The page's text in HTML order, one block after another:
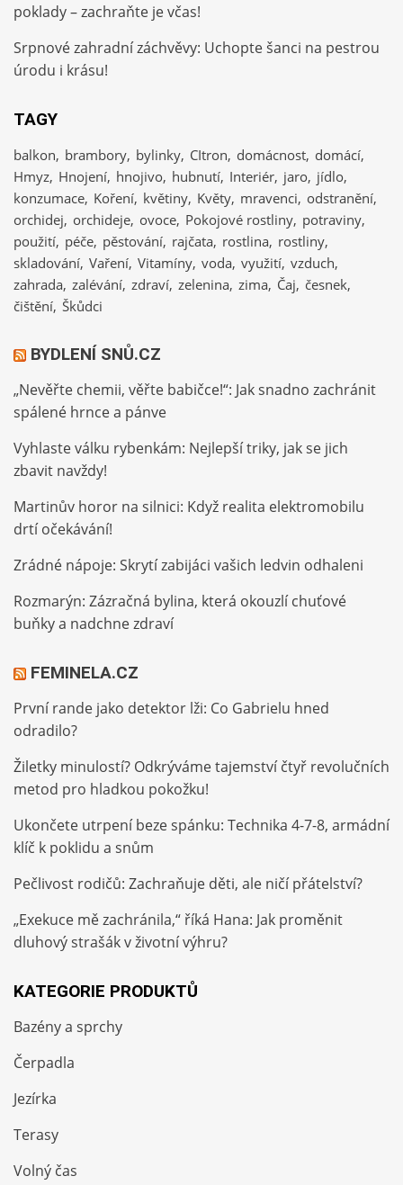
poklady – zachraňte je včas!
Srpnové zahradní záchvěvy: Uchopte šanci na pestrou
úrodu i krásu!
TAGY
balkon brambory bylinky CItron domácnost domácí
Hmyz Hnojení hnojivo hubnutí Interiér jaro jídlo
konzumace Koření květiny Květy mravenci odstranění
orchidej orchideje ovoce Pokojové rostliny potraviny
použití péče pěstování rajčata rostlina rostliny
skladování Vaření Vitamíny voda využití vzduch
zahrada zalévání zdraví zelenina zima Čaj česnek
čištění Škůdci
BYDLENÍ SNŮ.CZ
„Nevěřte chemii, věřte babičce!“: Jak snadno zachránit
spálené hrnce a pánve
Vyhlaste válku rybenkám: Nejlepší triky, jak se jich
zbavit navždy!
Martinův horor na silnici: Když realita elektromobilu
drtí očekávání!
Zrádné nápoje: Skrytí zabijáci vašich ledvin odhaleni
Rozmarýn: Zázračná bylina, která okouzlí chuťové
buňky a nadchne zdraví
FEMINELA.CZ
První rande jako detektor lži: Co Gabrielu hned
odradilo?
Žiletky minulostí? Odkrýváme tajemství čtyř revolučních
metod pro hladkou pokožku!
Ukončete utrpení beze spánku: Technika 4-7-8, armádní
klíč k poklidu a snům
Pečlivost rodičů: Zachraňuje děti, ale ničí přátelství?
„Exekuce mě zachránila,“ říká Hana: Jak proměnit
dluhový strašák v životní výhru?
KATEGORIE PRODUKTŮ
Bazény a sprchy
Čerpadla
Jezírka
Terasy
Volný čas